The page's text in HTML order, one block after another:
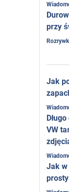
przy
Jak
VW
Jak w